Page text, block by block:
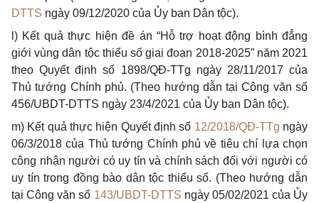
DTTS ngày 09/12/2020 của Ủy ban Dân tộc).
l) Kết quả thực hiện đề án “Hỗ trợ hoạt động bình đẳng
giới vùng dân tộc thiểu số giai đoạn 2018-2025” năm 2021
theo Quyết định số 1898/QĐ-TTg ngày 28/11/2017 của
Thủ tướng Chính phủ. (Theo hướng dẫn tại Công văn số
456/UBDT-DTTS ngày 23/4/2021 của Ủy ban Dân tộc).
m) Kết quả thực hiện Quyết định số 12/2018/QĐ-TTg ngày
06/3/2018 của Thủ tướng Chính phủ về tiêu chí lựa chọn
công nhận người có uy tín và chính sách đối với người có
uy tín trong đồng bào dân tộc thiểusố. (Theo hướng dẫn
tại Công văn số 143/UBDT-DTTS ngày 05/02/2021 của Ủy